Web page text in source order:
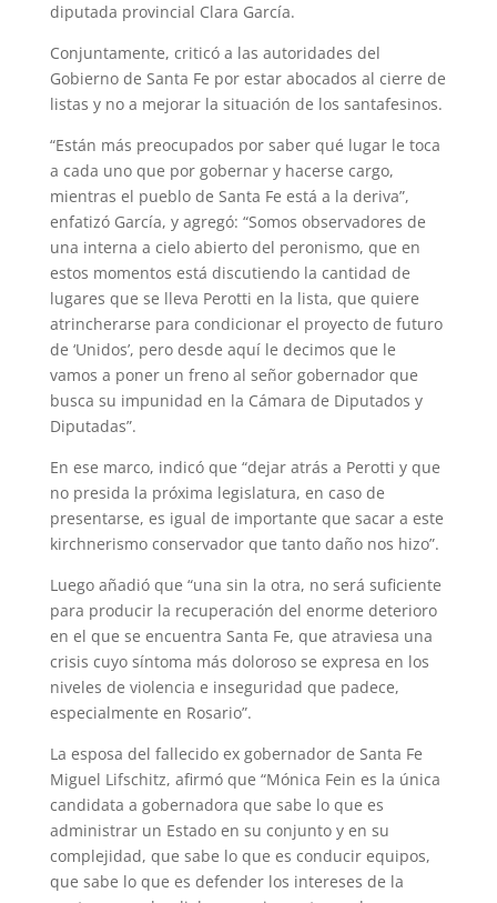
diputada provincial Clara García.
Conjuntamente, criticó a las autoridades del
Gobierno de Santa Fe por estar abocados al cierre de
listas y no a mejorar la situación de los santafesinos.
“Están más preocupados por saber qué lugar le toca
a cada uno que por gobernar y hacerse cargo,
mientras el pueblo de Santa Fe está a la deriva”,
enfatizó García, y agregó: “Somos observadores de
una interna a cielo abierto del peronismo, que en
estos momentos está discutiendo la cantidad de
lugares que se lleva Perotti en la lista, que quiere
atrincherarse para condicionar el proyecto de futuro
de ‘Unidos’, pero desde aquí le decimos que le
vamos a poner un freno al señor gobernador que
busca su impunidad en la Cámara de Diputados y
Diputadas”.
En ese marco, indicó que “dejar atrás a Perotti y que
no presida la próxima legislatura, en caso de
presentarse, es igual de importante que sacar a este
kirchnerismo conservador que tanto daño nos hizo”.
Luego añadió que “una sin la otra, no será suficiente
para producir la recuperación del enorme deterioro
en el que se encuentra Santa Fe, que atraviesa una
crisis cuyo síntoma más doloroso se expresa en los
niveles de violencia e inseguridad que padece,
especialmente en Rosario”.
La esposa del fallecido ex gobernador de Santa Fe
Miguel Lifschitz, afirmó que “Mónica Fein es la única
candidata a gobernadora que sabe lo que es
administrar un Estado en su conjunto y en su
complejidad, que sabe lo que es conducir equipos,
que sabe lo que es defender los intereses de la